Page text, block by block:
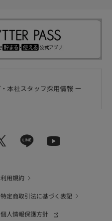
利用規約
特定商取引法に基づく表記
個人情報保護方針